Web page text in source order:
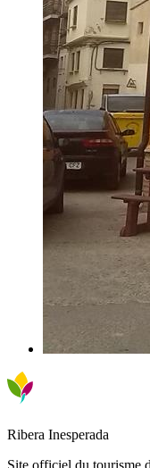
Ribera Inesperada
Site officiel du tourisme